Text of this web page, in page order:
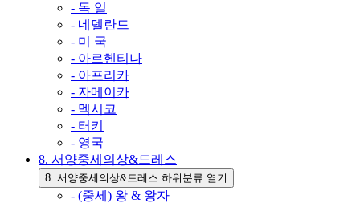
- 독 일
- 네델란드
- 미 국
- 아르헨티나
- 아프리카
- 자메이카
- 멕시코
- 터키
- 영국
8. 서양중세의상&드레스
8. 서양중세의상&드레스 하위분류 열기
- (중세) 왕 & 왕자